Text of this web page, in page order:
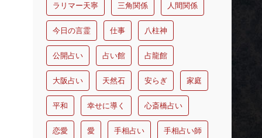
ラリマー天寧 三角関係 人間関係
今日の言霊 仕事 八柱神
公開占い 占い館 占龍館
大阪占い 天然石 安らぎ 家庭
平和 幸せに導く 心斎橋占い
恋愛 愛 手相占い 手相占い師